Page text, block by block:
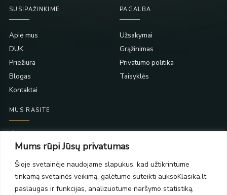
Mums rūpi Jūsų privatumas
Šioje svetainėje naudojame slapukus, kad užtikrintume
tinkamą svetainės veikimą, galėtume suteikti auksoKlasika.lt
paslaugas ir funkcijas, analizuotume naršymo statistiką,
SUSIPAŽINKIME
Apie mus
DUK
Priežiūra
Blogas
Kontaktai
PAGALBA
Užsakymai
Grąžinimas
Privatumo politika
Taisyklės
MUS RASITE
PC Molas, Klaipėda
PC BIG 2, Klaipėda
Šilutės pl. 35
PC Banginis, Klaipėda